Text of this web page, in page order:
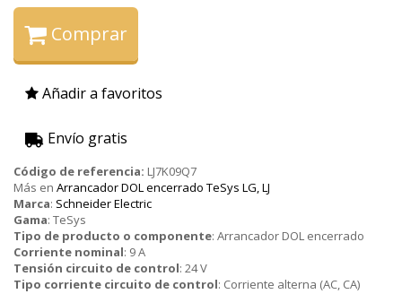
Comprar
Añadir a favoritos
Envío gratis
Código de referencia: LJ7K09Q7
Más en Arrancador DOL encerrado TeSys LG, LJ
Marca: Schneider Electric
Gama: TeSys
Tipo de producto o componente: Arrancador DOL encerrado
Corriente nominal: 9 A
Tensión circuito de control: 24 V
Tipo corriente circuito de control: Corriente alterna (AC, CA)